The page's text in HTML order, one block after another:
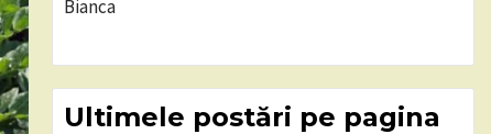
Bianca
Ultimele postări pe pagina